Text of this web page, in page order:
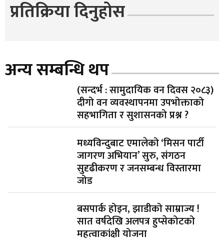
प्रतिक्रिया दिनुहोस
अन्य सम्बन्धि थप
(सन्दर्भ : सामुदायिक वन दिवस २०८३)
दीगो वन व्यवस्थापनमा उपभोक्ताको
सहभागिता र सुशासनको प्रश्न ?
मध्यविन्दुबाट एमालेको ‘मिसन पार्टी
जागरण अभियान’ सुरु, संगठन
सुदृढीकरण र जनसम्बन्ध विस्तारमा
जोड
बसपार्क होइन, झाडीको साम्राज्य !
सात वर्षदेखि अलपत्र हुप्सेकोटको
महत्वाकांक्षी योजना